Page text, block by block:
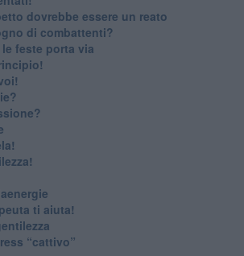
dovrebbe essere un reato
di combattenti?
feste porta via
ti aiuta!
“cattivo”